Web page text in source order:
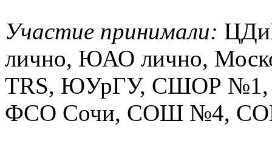
Участие принимали:
лично, ЮАО лично,
TRS, ЮУрГУ, СШОР №1,
ФСО Сочи, СОШ №4,